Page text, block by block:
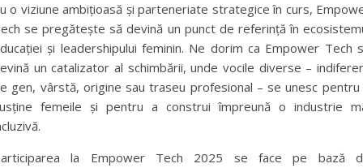
o viziune ambițioasă și parteneriate strategice în curs,
se pregătește să devină un punct de referință în
și leadershipului feminin. Ne dorim ca Empower Tech
un catalizator al schimbării, unde vocile diverse –
gen, vârstă, origine sau traseu profesional – se unesc pentru
femeile și pentru a construi împreună o industrie
la Empower Tech 2025 se face pe bază